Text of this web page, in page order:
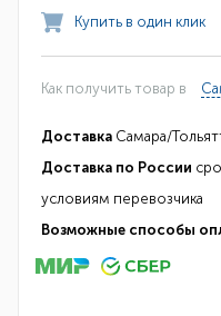
Купить в один клик
Как получить товар в
Доставка Самара/
Доставка по России
условиям перевозчика
Возможные способы